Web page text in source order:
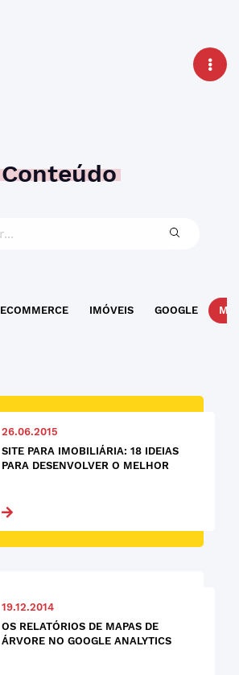
Conteúdo
ECOMMERCE IMÓVEIS GOOGLE
26.06.2015
SITE PARA IMOBILIÁRIA: 18 IDEIAS
PARA DESENVOLVER O MELHOR
19.12.2014
OS RELATÓRIOS DE MAPAS DE
ÁRVORE NO GOOGLE ANALYTICS